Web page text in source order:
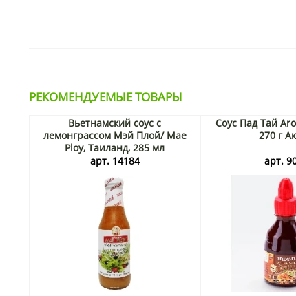
РЕКОМЕНДУЕМЫЕ ТОВАРЫ
Вьетнамский соус с
лемонграссом Мэй Плой/ Mae
Ploy, Таиланд, 285 мл
арт. 14184
Соус Пад Тай
270 г
арт.